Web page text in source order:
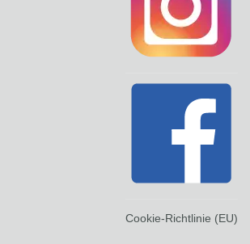
Cookie-Richtlinie (EU)